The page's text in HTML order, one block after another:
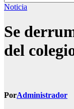
Noticia
Se
del
PorAdministrador